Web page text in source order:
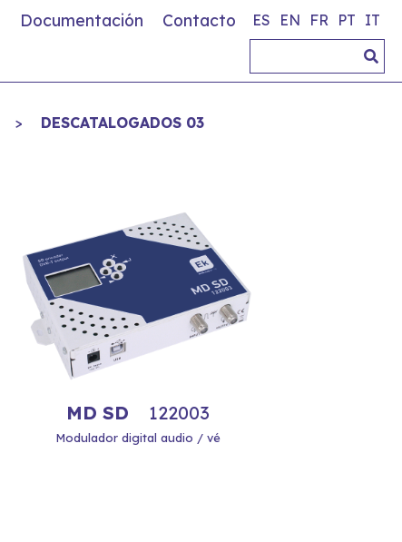
Documentación Contacto ES EN FR PT IT
> DESCATALOGADOS 03
MD SD 122003
Modulador digital audio / vé